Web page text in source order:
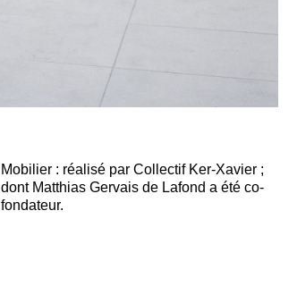
Mobilier : réalisé par Collectif Ker-Xavier ;
dont Matthias Gervais de Lafond a été co-
fondateur.